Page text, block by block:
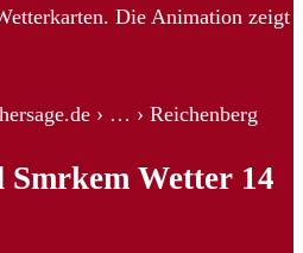
Die Animation zeigt
› … › Reichenberg
Smrkem Wetter 14